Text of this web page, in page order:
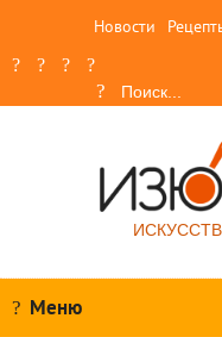
Новости
Меню